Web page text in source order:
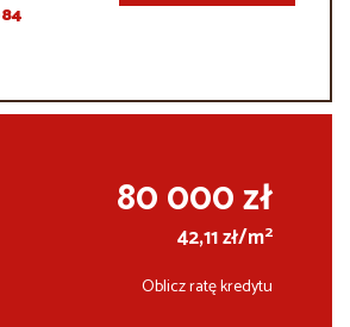
80 000 zł
42,11 zł/m2
Oblicz ratę kredytu